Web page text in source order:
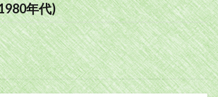
年代)